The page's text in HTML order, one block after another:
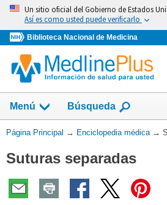
Omita
vaya
al
Contenido
Un sitio oficial del Gobierno de Estados
Así es como usted puede verificarlo
Biblioteca Nacional de Medicina
Menú Búsqueda
Usted
aquí:
Página Principal → Enciclopedia médica →
Suturas separadas